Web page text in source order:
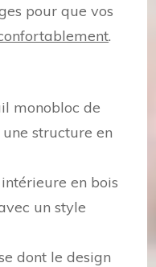
pour que vos
.
monobloc de
structure en
en bois
un style
dont le design